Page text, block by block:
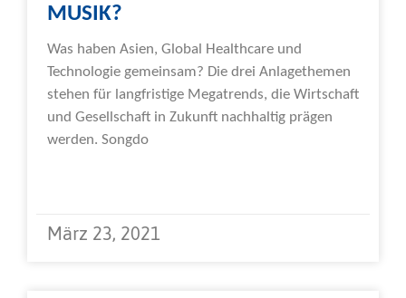
MUSIK?
Was haben Asien, Global Healthcare und
Technologie gemeinsam? Die drei Anlagethemen
stehen für langfristige Megatrends, die Wirtschaft
und Gesellschaft in Zukunft nachhaltig prägen
werden. Songdo
März 23, 2021